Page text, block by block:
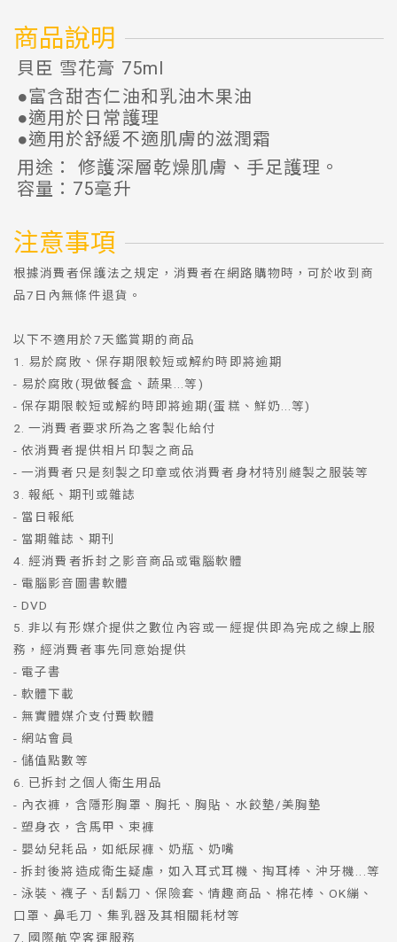
商品說明
貝臣 雪花膏 75ml
●富含甜杏仁油和乳油木果油
●適用於日常護理
●適用於舒緩不適肌膚的滋潤霜
用途： 修護深層乾燥肌膚、手足護理。
容量：75毫升
注意事項
根據消費者保護法之規定，消費者在網路購物時，可於收到商
品7日內無條件退貨。
以下不適用於7天鑑賞期的商品
1. 易於腐敗、保存期限較短或解約時即將逾期
- 易於腐敗(現做餐盒、蔬果...等)
- 保存期限較短或解約時即將逾期(蛋糕、鮮奶...等)
2. 一消費者要求所為之客製化給付
- 依消費者提供相片印製之商品
- 一消費者只是刻製之印章或依消費者身材特別縫製之服裝等
3. 報紙、期刊或雜誌
- 當日報紙
- 當期雜誌、期刊
4. 經消費者拆封之影音商品或電腦軟體
- 電腦影音圖書軟體
- DVD
5. 非以有形媒介提供之數位內容或一經提供即為完成之線上服
務，經消費者事先同意始提供
- 電子書
- 軟體下載
- 無實體媒介支付費軟體
- 網站會員
- 儲值點數等
6. 已拆封之個人衛生用品
- 內衣褲，含隱形胸罩、胸托、胸貼、水餃墊/美胸墊
- 塑身衣，含馬甲、束褲
- 嬰幼兒耗品，如紙尿褲、奶瓶、奶嘴
- 拆封後將造成衛生疑慮，如入耳式耳機、掏耳棒、沖牙機...等
- 泳裝、襪子、刮鬍刀、保險套、情趣商品、棉花棒、OK繃、
口罩、鼻毛刀、集乳器及其相關耗材等
7. 國際航空客運服務